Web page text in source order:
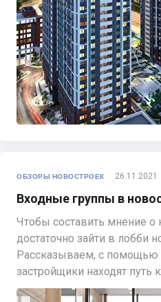
ОБЗОРЫ НОВОСТРОЕК 26.11.2021
Входные группы в
Чтобы составить мнение о
достаточно зайти в лобби
Рассказываем, с помощью
застройщики находят путь